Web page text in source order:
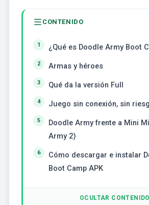
CONTENIDO
¿Qué es Doodle Army Boot
Armas y héroes
Qué da la versión Full
Juego sin conexión, sin
Doodle Army frente a Mini
Army 2)
Cómo descargar e instalar
Boot Camp APK
OCULTAR CONTENIDO